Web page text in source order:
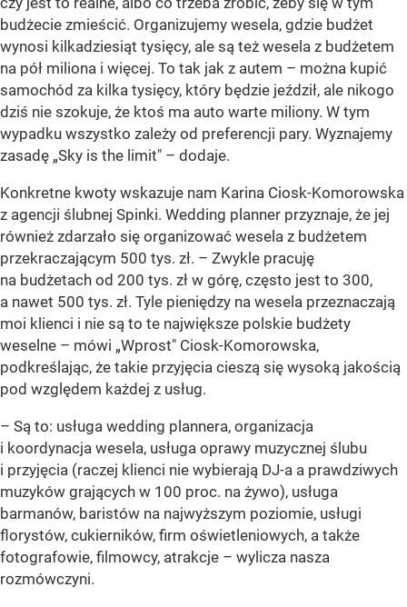
budżecie zmieścić. Organizujemy wesela, gdzie budżet
wynosi kilkadziesiąt tysięcy, ale są też wesela z budżetem
na pół miliona i więcej. To tak jak z autem – można kupić
samochód za kilka tysięcy, który będzie jeździł, ale nikogo
dziś nie szokuje, że ktoś ma auto warte miliony. W tym
wypadku wszystko zależy od preferencji pary. Wyznajemy
zasadę „Sky is the limit" – dodaje.
Konkretne kwoty wskazuje nam Karina Ciosk-Komorowska
z agencji ślubnej Spinki. Wedding planner przyznaje, że jej
również zdarzało się organizować wesela z budżetem
przekraczającym 500 tys. zł. – Zwykle pracuję
na budżetach od 200 tys. zł w górę, często jest to 300,
a nawet 500 tys. zł. Tyle pieniędzy na wesela przeznaczają
moi klienci i nie są to te największe polskie budżety
weselne – mówi „Wprost" Ciosk-Komorowska,
podkreślając, że takie przyjęcia cieszą się wysoką jakością
pod względem każdej z usług.
– Są to: usługa wedding plannera, organizacja
i koordynacja wesela, usługa oprawy muzycznej ślubu
i przyjęcia (raczej klienci nie wybierają DJ-a a prawdziwych
muzyków grających w 100 proc. na żywo), usługa
barmanów, baristów na najwyższym poziomie, usługi
florystów, cukierników, firm oświetleniowych, a także
fotografowie, filmowcy, atrakcje – wylicza nasza
rozmówczyni.